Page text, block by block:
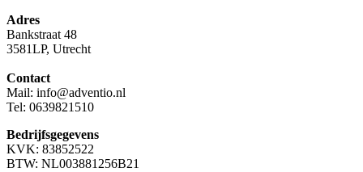
Adres
Bankstraat 48
3581LP, Utrecht
Contact
Mail: info@adventio.nl
Tel: 0639821510
Bedrijfsgegevens
KVK: 83852522
BTW: NL003881256B21